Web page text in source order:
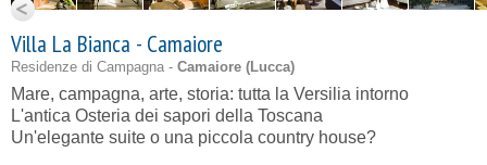
Villa La Bianca - Camaiore
Residenze di Campagna - Camaiore (Lucca)
Mare, campagna, arte, storia: tutta la Versilia intorno
L'antica Osteria dei sapori della Toscana
Un'elegante suite o una piccola country house?